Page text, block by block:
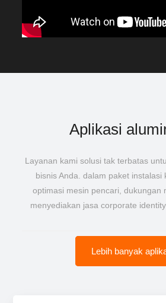
Aplikasi
Layanan kami solusi tak terbatas
bisnis Anda. dalam paket instalasi
optimasi mesin pencari, dukungan
menyediakan jasa corporate
Lebih banyak